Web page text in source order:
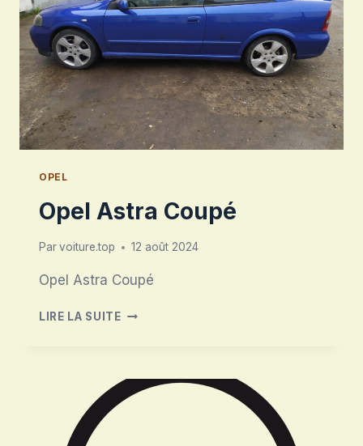
OPEL
Opel Astra Coupé
Parvoiture.top 12 août 2024
Opel Astra Coupé
LIRE LA SUITEOPEL